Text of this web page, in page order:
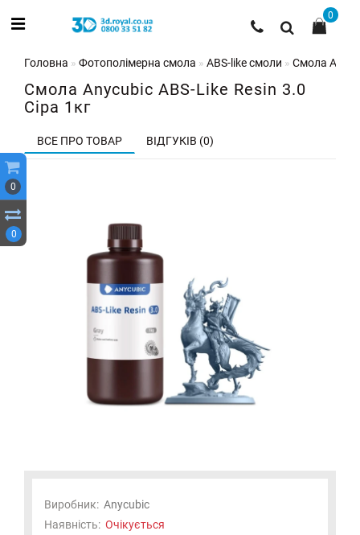
0
0
0
Головна Фотополімерна смола ABS-like смоли Смола
Смола Anycubic ABS-Like Resin 3.0
Сіра 1кг
ВСЕ ПРО ТОВАР ВІДГУКІВ (0)
Виробник: Anycubic
Наявність: Очікується